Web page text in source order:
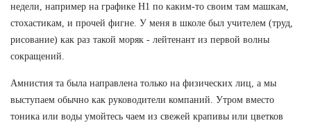
недели, например на графике Н1 по каким-то своим там машкам,
стохастикам, и прочей фигне. У меня в школе был учителем (труд,
рисование) как раз такой моряк - лейтенант из первой волны
сокращений.
Амнистия та была направлена только на физических лиц, а мы
выступаем обычно как руководители компаний. Утром вместо
тоника или воды умойтесь чаем из свежей крапивы или цветков